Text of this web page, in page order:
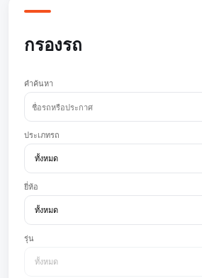
กรองรถ
คำค้นหา
ประเภทรถ
ยี่ห้อ
รุ่น